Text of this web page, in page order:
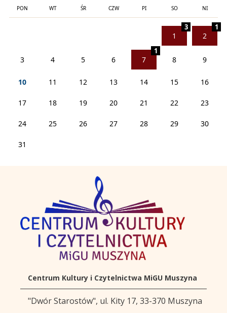
PON WT ŚR CZW PI SO NI
1
3
2
1
3 4 5 6 7
1
8 9
10 11 12 13 14 15 16
17 18 19 20 21 22 23
24 25 26 27 28 29 30
31
Centrum Kultury i Czytelnictwa MiGU Muszyna
Adres urzędu
"Dwór Starostów", ul. Kity 17, 33-370 Muszyna